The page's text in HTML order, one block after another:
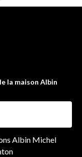
la maison Albin
Albin Michel